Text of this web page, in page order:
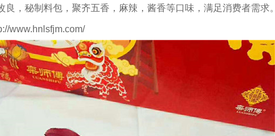
良，秘制料包，聚齐五香，麻辣，酱香等口味，满足消费者需求。
www.hnlsfjm.com/